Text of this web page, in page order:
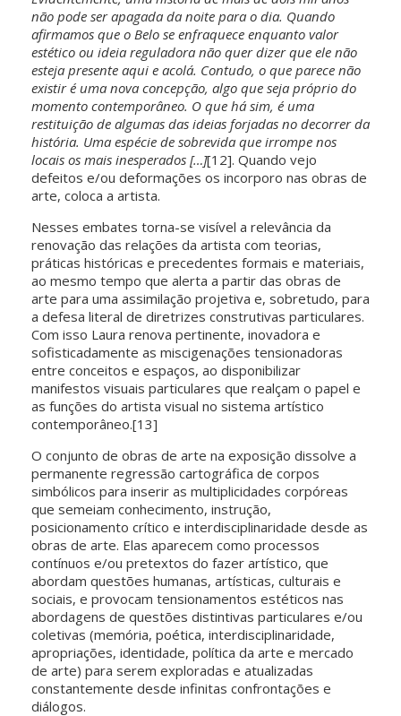
não pode ser apagada da noite para o dia. Quando
afirmamos que o Belo se enfraquece enquanto valor
estético ou ideia reguladora não quer dizer que ele não
esteja presente aqui e acolá. Contudo, o que parece não
existir é uma nova concepção, algo que seja próprio do
momento contemporâneo. O que há sim, é uma
restituição de algumas das ideias forjadas no decorrer da
história. Uma espécie de sobrevida que irrompe nos
locais os mais inesperados […][12]. Quando vejo
defeitos e/ou deformações os incorporo nas obras de
arte, coloca a artista.
Nesses embates torna-se visível a relevância da
renovação das relações da artista com teorias,
práticas históricas e precedentes formais e materiais,
ao mesmo tempo que alerta a partir das obras de
arte para uma assimilação projetiva e, sobretudo, para
a defesa literal de diretrizes construtivas particulares.
Com isso Laura renova pertinente, inovadora e
sofisticadamente as miscigenações tensionadoras
entre conceitos e espaços, ao disponibilizar
manifestos visuais particulares que realçam o papel e
as funções do artista visual no sistema artístico
contemporâneo.[13]
O conjunto de obras de arte na exposição dissolve a
permanente regressão cartográfica de corpos
simbólicos para inserir as multiplicidades corpóreas
que semeiam conhecimento, instrução,
posicionamento crítico e interdisciplinaridade desde as
obras de arte. Elas aparecem como processos
contínuos e/ou pretextos do fazer artístico, que
abordam questões humanas, artísticas, culturais e
sociais, e provocam tensionamentos estéticos nas
abordagens de questões distintivas particulares e/ou
coletivas (memória, poética, interdisciplinaridade,
apropriações, identidade, política da arte e mercado
de arte) para serem exploradas e atualizadas
constantemente desde infinitas confrontações e
diálogos.